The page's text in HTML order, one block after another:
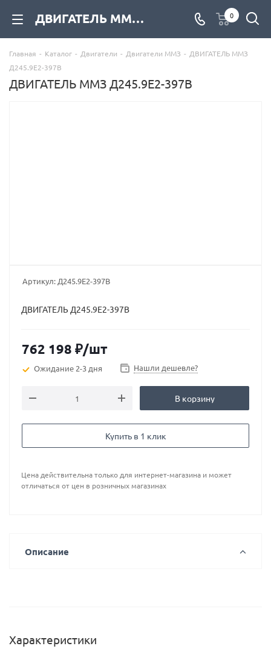
ДВИГАТЕЛЬ ММЗ Д245.9Е2-397В купить со склада с доставкой по цене официального дилера, фото, описание, характеристики - компания Дизель Экспорт 0
Главная - Каталог - Двигатели - Двигатели ММЗ - ДВИГАТЕЛЬ ММЗ
Д245.9Е2-397В
ДВИГАТЕЛЬ ММЗ Д245.9Е2-397В
Артикул: Д245.9Е2-397В
ДВИГАТЕЛЬ Д245.9Е2-397В
762 198 ₽/шт
Ожидание 2-3 дня Нашли дешевле?
В корзину
Купить в 1 клик
Цена действительна только для интернет-магазина и может
отличаться от цен в розничных магазинах
Описание
Характеристики